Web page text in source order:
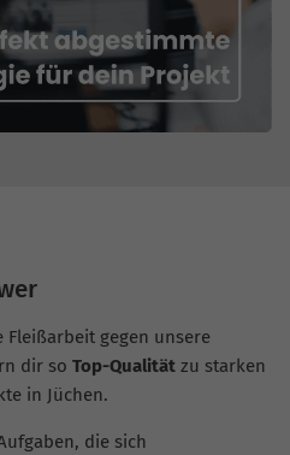
gegen unsere
dir so Top-Qualität zu starken
in Jüchen.
die sich